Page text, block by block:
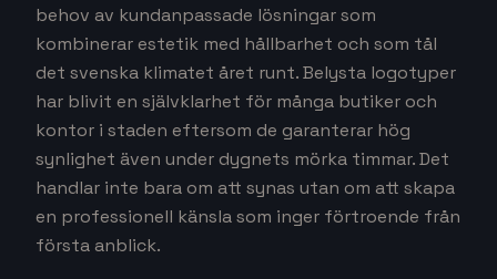
behov av kundanpassade lösningar som
kombinerar estetik med hållbarhet och som tål
det svenska klimatet året runt. Belysta logotyper
har blivit en självklarhet för många butiker och
kontor i staden eftersom de garanterar hög
synlighet även under dygnets mörka timmar. Det
handlar inte bara om att synas utan om att skapa
en professionell känsla som inger förtroende från
första anblick.